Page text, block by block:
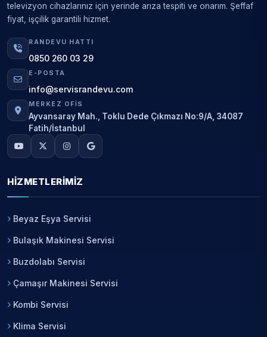
televizyon cihazlarınız için yerinde arıza tespiti ve onarım. Şeffaf
fiyat, işçilik garantili hizmet.
RANDEVU HATTI
0850 260 03 29
E-POSTA
info@servisrandevu.com
MERKEZ OFIS
Ayvansaray Mah., Toklu Dede Çıkmazı No:9/A, 34087
Fatih/İstanbul
HIZMETLERIMIZ
Beyaz Eşya Servisi
Bulaşık Makinesi Servisi
Buzdolabı Servisi
Çamaşır Makinesi Servisi
Kombi Servisi
Klima Servisi